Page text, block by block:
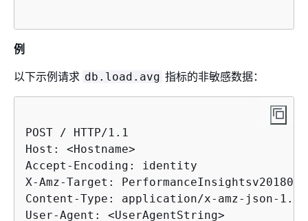
例
以下示例请求 db.load.avg 指标的非敏感数据：
POST / HTTP/1.1
Host: <Hostname>
Accept-Encoding: identity
X-Amz-Target:
Content-Type: application/x-amz-json-1.1
User-Agent: <UserAgentString>